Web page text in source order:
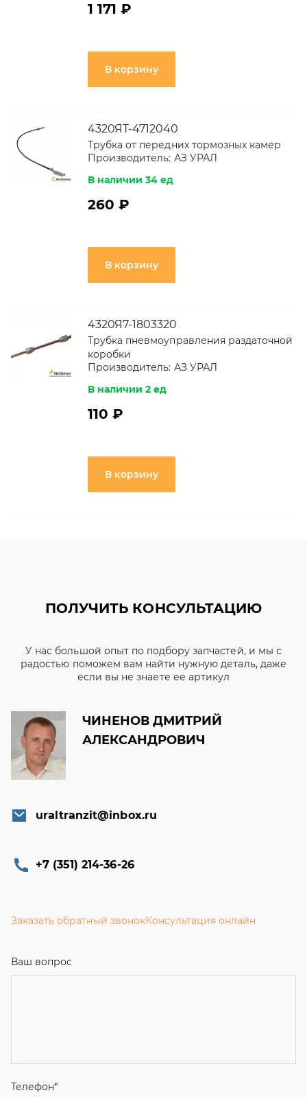
1 171 ₽
В корзину
4320ЯТ-4712040
Трубка от передних тормозных камер
Производитель: АЗ УРАЛ
В наличии 34 ед
260 ₽
В корзину
4320Я7-1803320
Трубка пневмоуправления раздаточной
коробки
Производитель: АЗ УРАЛ
В наличии 2 ед
110 ₽
В корзину
ПОЛУЧИТЬ КОНСУЛЬТАЦИЮ
У нас большой опыт по подбору запчастей, и мы с
радостью поможем вам найти нужную деталь, даже
если вы не знаете ее артикул
ЧИНЕНОВ ДМИТРИЙ
АЛЕКСАНДРОВИЧ
uraltranzit@inbox.ru
+7 (351) 214-36-26
Заказать обратный звонокКонсультация онлайн
Ваш вопрос